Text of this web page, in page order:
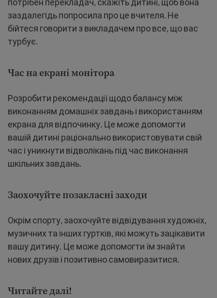
заздалегідь попросила про це вчителя. Не
бійтеся говорити з викладачем про все, що вас
турбує.
Час на екрані монітора
Розробити рекомендації щодо балансу між
виконанням домашніх завдань і використанням
екрана для відпочинку. Це може допомогти
вашій дитині раціонально використовувати свій
час і уникнути відволікань під час виконання
шкільних завдань.
Заохочуйте позакласні заходи
Окрім спорту, заохочуйте відвідування художніх,
музичних та інших гуртків, які можуть зацікавити
вашу дитину. Це може допомогти їм знайти
нових друзів і позитивно самовиразитися.
Читайте далі!